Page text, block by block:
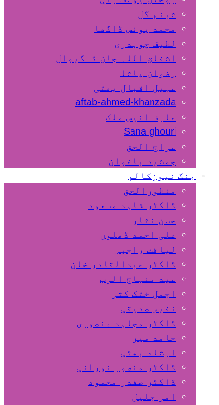
شبنم گل
محمد یونس ڈاگھا
لطیف چوہدری
اشفاق اللہ جان ڈاگیوال
رضوان پاشا
سہیل اقبال بھٹی
aftab-ahmed-khanzada
عارف انیس ملک
Sana ghouri
سراج الحق
جمشید باغوان
جنگ نیوزکالم
منظورالحق
ڈاکٹر شاہد مسعود
حسن نثار
علی احمد ڈھلوں
لیاقت راجپر
ڈاکٹر عبدالقادر خان
سید منہاج الرب
اجمل خٹک کثر
نفیس صدیقی
ڈاکٹر مجاہد منصوری
حامد میر
ارشاد بھٹی
ڈاکٹر منصور نورانی
ڈاکٹر صفدر محمود
امر جلیل